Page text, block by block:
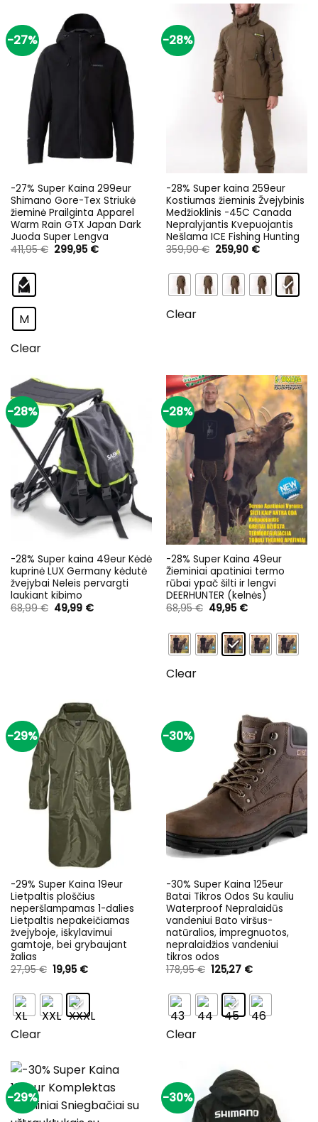
-27%
-27% Super Kaina 299eur
Shimano Gore-Tex Striukė
žieminė Prailginta Apparel
Warm Rain GTX Japan Dark
Juoda Super Lengva
411,95€ Original
price
299,95 €Current
M
Clear
-28%
-28% Super kaina 259eur
Kostiumas žieminis Žvejybinis
Medžioklinis -45C Canada
Nepralyjantis Kvepuojantis
Nešlama ICE Fishing Hunting
359,90€ Original
price
359,90 €.
259,90 €Current
259,90 €.
Clear
-28%
-28% Super kaina 49eur Kėdė
kuprinė LUX Germany kėdutė
žvejybai Neleis pervargti
laukiant kibimo
68,99€ Original
price
49,99 €Current
-28%
-28% Super Kaina 49eur
Žieminiai apatiniai termo
rūbai ypač šilti ir lengvi
DEERHUNTER (kelnės)
68,95€ Original
price
68,95 €.
49,95 €Current
49,95 €.
Clear
-29%
-29% Super Kaina 19eur
Lietpaltis ploščius
neperšlampamas 1-dalies
Lietpaltis nepakeičiamas
žvejyboje, iškylavimui
gamtoje, bei grybaujant
žalias
27,95€ Original
price
27,95 €.
19,95 €Current
19,95 €.
Clear
-30%
-30% Super Kaina 125eur
Batai Tikros Odos Su kauliu
Waterproof Nepralaidūs
vandeniui Bato viršus-
natūralios, impregnuotos,
nepralaidžios vandeniui
tikros odos
178,95€ Original
price
178,95 €.
125,27 €Current
125,27 €.
Clear
-29% -30%